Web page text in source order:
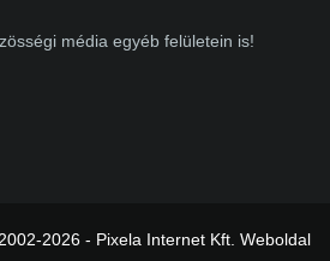
média egyéb felületein is!
2026 - Pixela Internet Kft. Weboldal